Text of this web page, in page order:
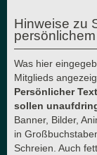
Hinweise zu
Was hier
Mitglieds
Persönlicher
sollen
Banner, Bilder,
in
Schreien. Auch